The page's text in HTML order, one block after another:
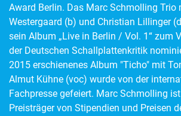
Award Berlin. Das Marc Schmolling Trio
Westergaard (b) und Christian Lillinger
sein Album „Live in Berlin / Vol. 1“ zum
der Deutschen Schallplattenkritik
2015 erschienenes Album "Ticho" mit
Almut Kühne (voc) wurde von der
Fachpresse gefeiert. Marc Schmolling
Preisträger von Stipendien und Preisen